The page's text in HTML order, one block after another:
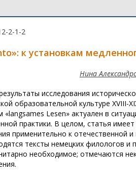
2-1-2
к установкам
Нина
исследования
образовательной культуре XVIII-
Lesen» актуален в
практики. В целом, статья
применительно к отечественной
тексты немецких филологов
необходимое; отмечаются